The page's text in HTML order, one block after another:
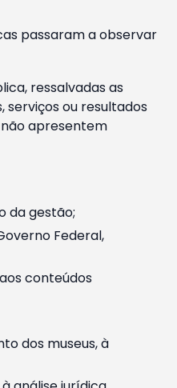
passaram a observar
ressalvadas as
ou resultados
apresentem
da gestão;
Federal,
conteúdos
dos museus, à